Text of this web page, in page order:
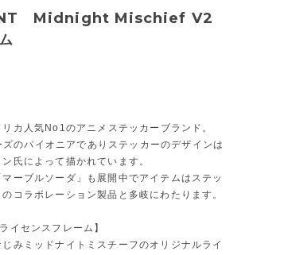
Midnight Mischief V2
カ人気No1のアニメステッカーブランド。
のパイオニアでありステッカーのデザインは
氏によって描かれています。
ーブルソーダ」も展開中でアイテムはステッ
コラボレーション製品と多岐にわたります。
イセンスフレーム】
みミッドナイトミスチーフのオリジナルライ